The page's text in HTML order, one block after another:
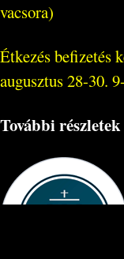
vacsora)
Étkezés befizetés
augusztus 28-30.
További részletek